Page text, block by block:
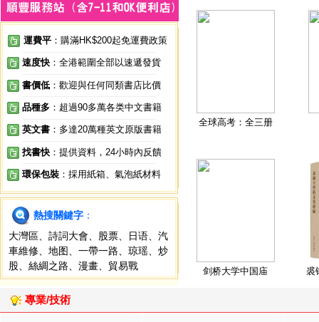
運費平 ：購滿HK$200起免運費政策
速度快 ：全港範圍全部以速遞發貨
書價低 ：歡迎與任何同類書店比價
品種多 ：超過90多萬各类中文書籍
英文書 ：多達20萬種英文原版書籍
找書快 ：提供資料，24小時內反饋
環保包裝 ：採用紙箱、氣泡紙材料
熱搜關鍵字 ：
大灣區
詩詞大會 股票 日语
汽
車維修
地图 一帶一路 琼瑶
炒
股
絲綢之路 漫畫 貿易戰
全球高考：全三册
剑桥大学中国庙 裘
專業/技術